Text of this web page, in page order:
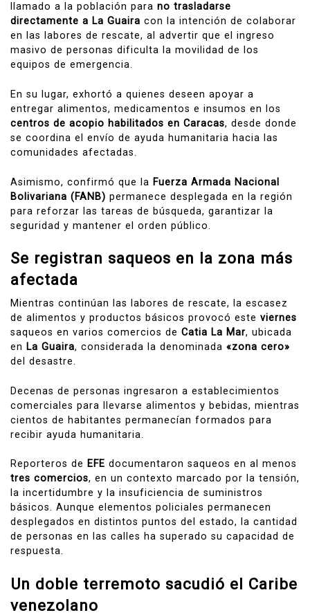
llamado a la población para no trasladarse
directamente a La Guaira con la intención de colaborar
en las labores de rescate, al advertir que el ingreso
masivo de personas dificulta la movilidad de los
equipos de emergencia.
En su lugar, exhortó a quienes deseen apoyar a
entregar alimentos, medicamentos e insumos en los
centros de acopio habilitados en Caracas, desde donde
se coordina el envío de ayuda humanitaria hacia las
comunidades afectadas.
Asimismo, confirmó que la Fuerza Armada Nacional
Bolivariana (FANB) permanece desplegada en la región
para reforzar las tareas de búsqueda, garantizar la
seguridad y mantener el orden público.
Se registran saqueos en la zona más
afectada
Mientras continúan las labores de rescate, la escasez
de alimentos y productos básicos provocó este viernes
saqueos en varios comercios de Catia La Mar, ubicada
en La Guaira, considerada la denominada «zona cero»
del desastre.
Decenas de personas ingresaron a establecimientos
comerciales para llevarse alimentos y bebidas, mientras
cientos de habitantes permanecían formados para
recibir ayuda humanitaria.
Reporteros de EFE documentaron saqueos en al menos
tres comercios, en un contexto marcado por la tensión,
la incertidumbre y la insuficiencia de suministros
básicos. Aunque elementos policiales permanecen
desplegados en distintos puntos del estado, la cantidad
de personas en las calles ha superado su capacidad de
respuesta.
Un doble terremoto sacudió el Caribe
venezolano